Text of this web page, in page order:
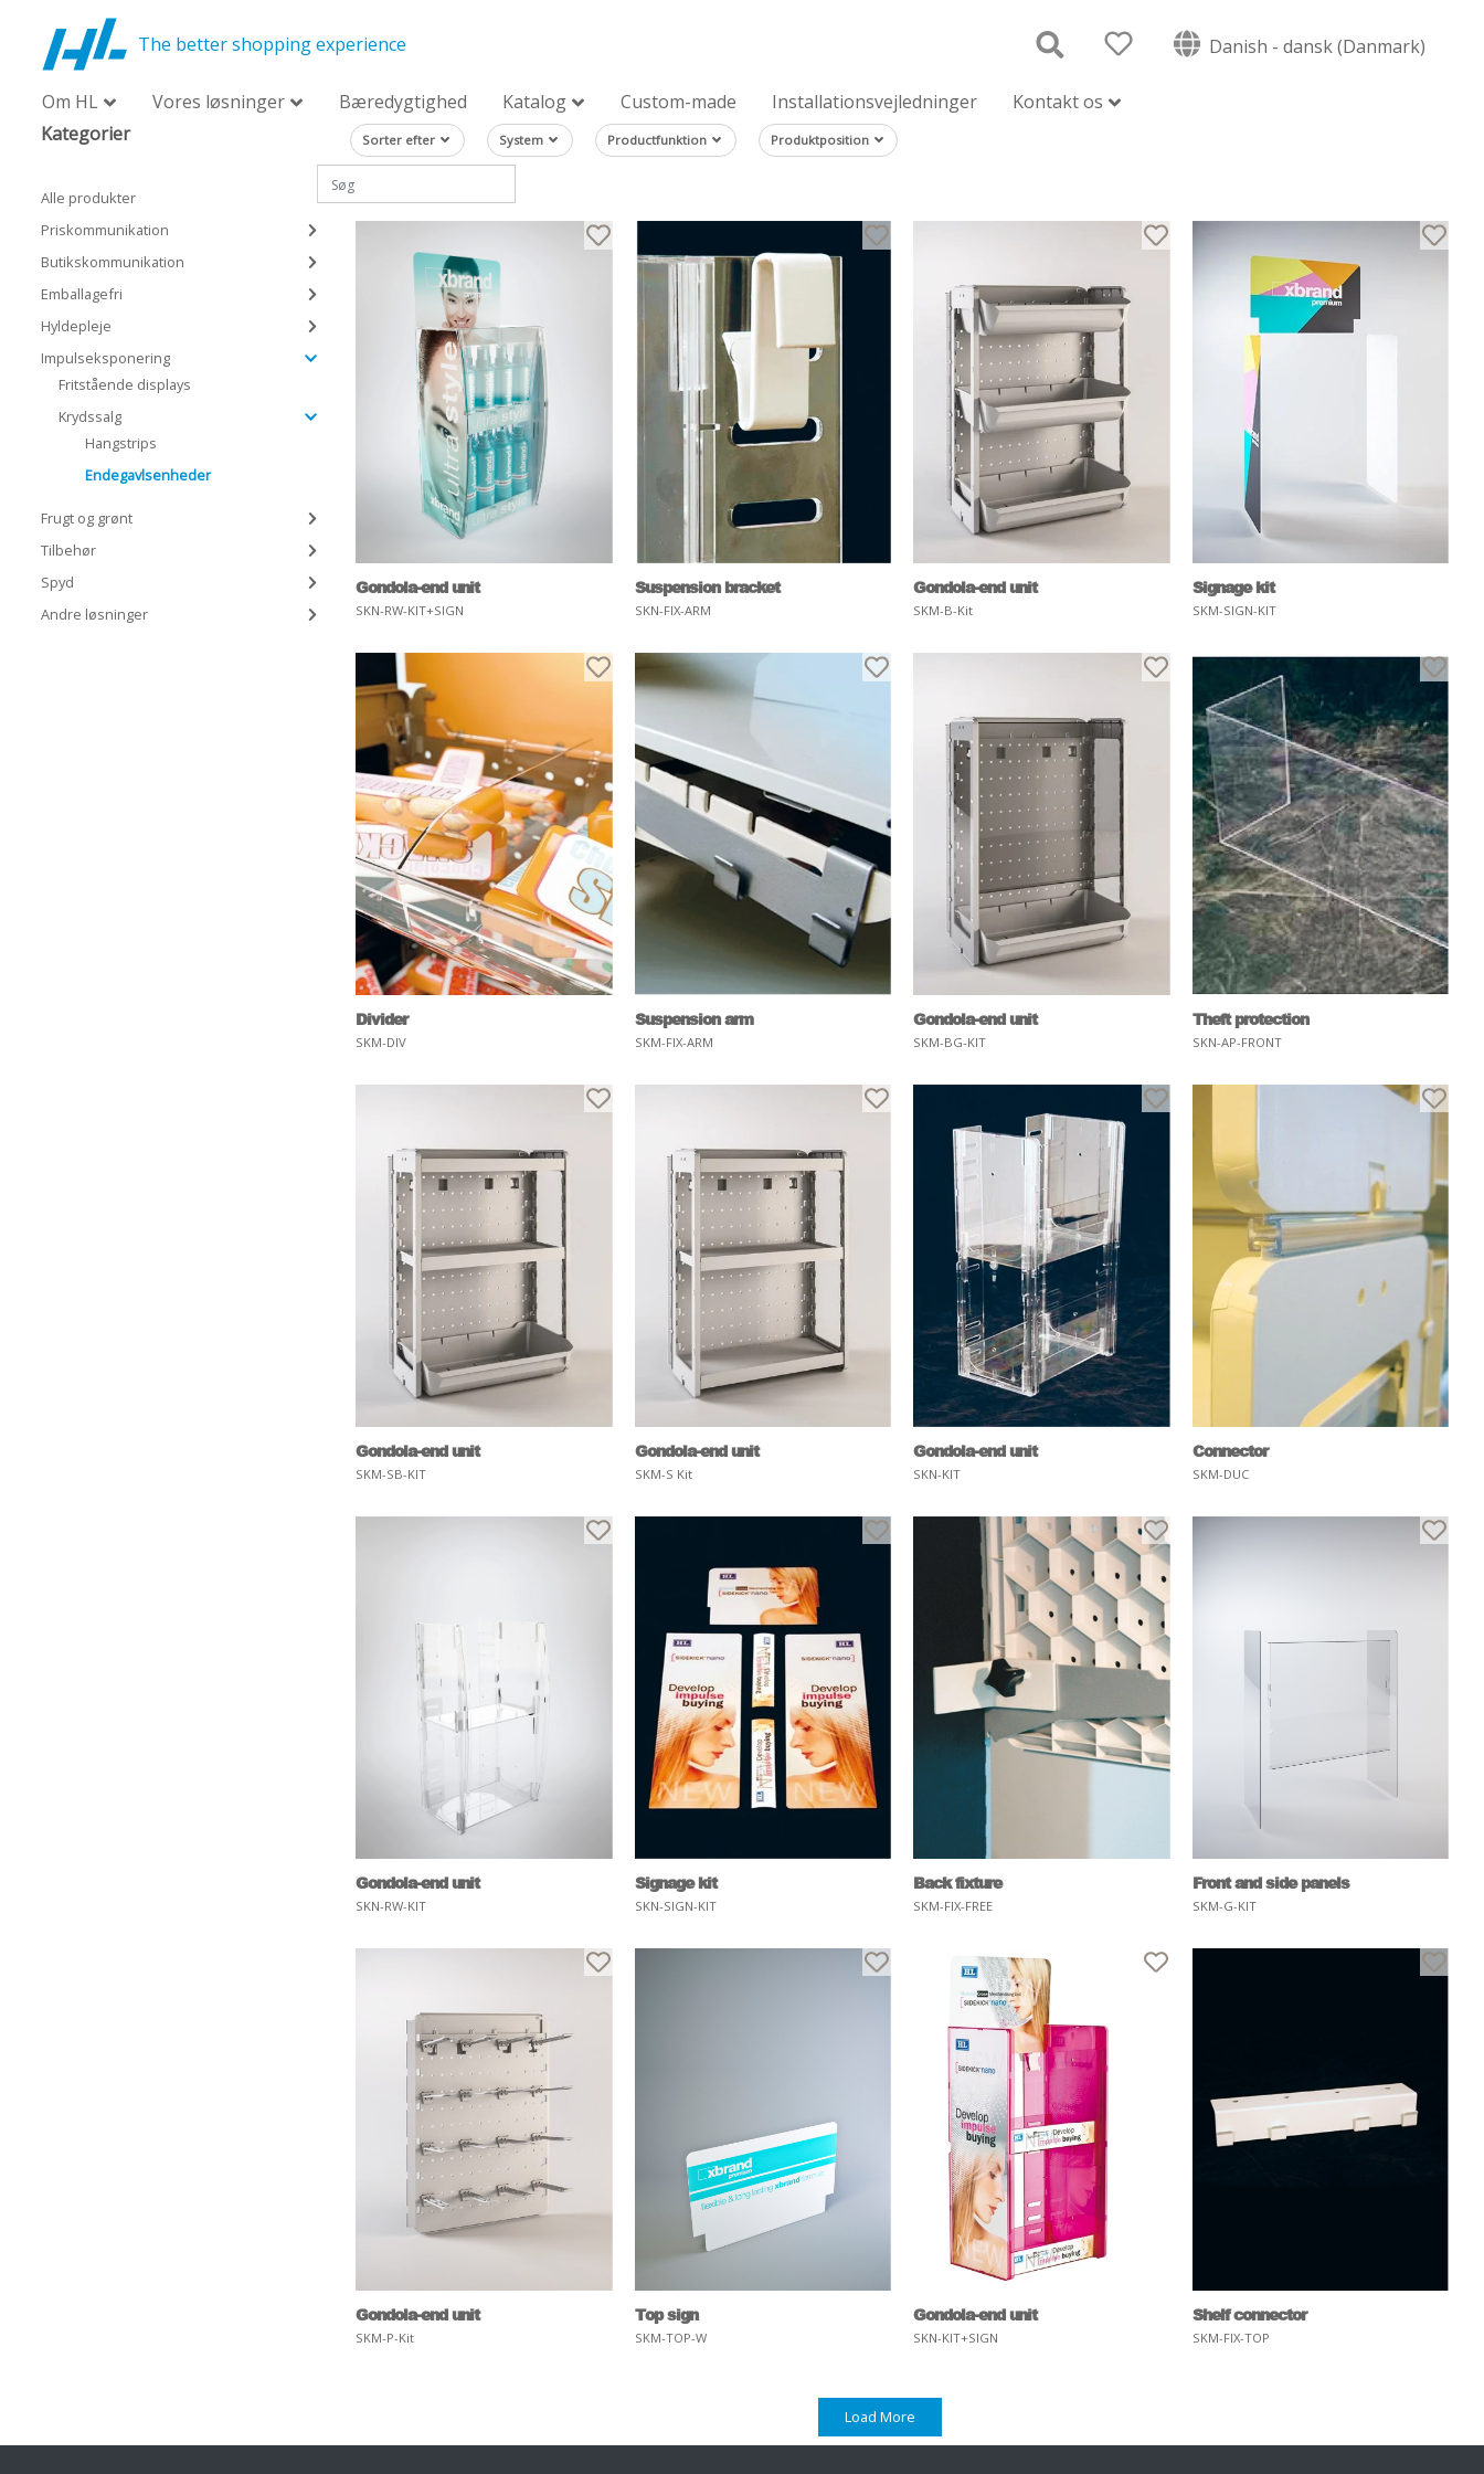
The better shopping experience Danish - dansk (Danmark)
Om HL Vores løsninger Bæredygtighed Katalog Custom-made Installationsvejledninger
Kontakt os
Kategorier
Alle produkter
Priskommunikation
Butikskommunikation
Emballagefri
Hyldepleje
Impulseksponering
Fritstående displays
Krydssalg
Hangstrips
Endegavlsenheder
Frugt og grønt
Tilbehør
Spyd
Andre løsninger
Sorter efter System Productfunktion Produktposition
Gondola-end unit
SKN-RW-KIT+SIGN
Suspension bracket
SKN-FIX-ARM
Gondola-end unit
SKM-B-Kit
Signage kit
SKM-SIGN-KIT
Divider
SKM-DIV
Suspension arm
SKM-FIX-ARM
Gondola-end unit
SKM-BG-KIT
Theft protection
SKN-AP-FRONT
Gondola-end unit
SKM-SB-KIT
Gondola-end unit
SKM-S Kit
Gondola-end unit
SKN-KIT
Connector
SKM-DUC
Gondola-end unit
SKN-RW-KIT
Signage kit
SKN-SIGN-KIT
Back fixture
SKM-FIX-FREE
Front and side panels
SKM-G-KIT
Gondola-end unit
SKM-P-Kit
Top sign
SKM-TOP-W
Gondola-end unit
SKN-KIT+SIGN
Shelf connector
SKM-FIX-TOP
Load More